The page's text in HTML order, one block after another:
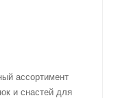
ассортимент
и снастей для